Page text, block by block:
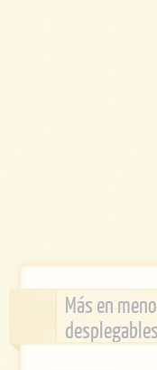
Más en